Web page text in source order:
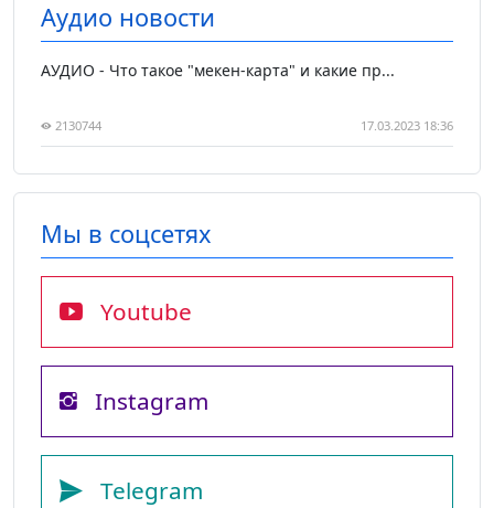
Аудио новости
АУДИО - Что такое "мекен-карта" и какие пр...
2130744 17.03.2023 18:36
Мы в соцсетях
Youtube
Instagram
Telegram